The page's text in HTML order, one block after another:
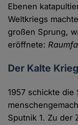
Ebenen
Weltkriegs
großen Sprung,
eröffnete:
Der Kalte
1957 schickte die
Sputnik 1. Zu der